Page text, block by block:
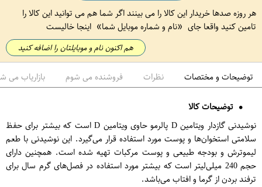
هر روزه صدها خریدار این کالا را می بینند اگر شما هم می توانید این کالا را
تامین کنید واقعا جای
نام و شماره موبایل شما اینجا خالیست
هم اکنون نام و موبایلتان را اضافه کنید
توضیحات و مختصات نظرات فروشنده می شوم بازاریاب می
توضیحات کالا
نوشیدنی گازدار ویتامین D پالرمو حاوی ویتامین D است که بیشتر برای حفظ
سلامتی استخوان‌ها و پوست مورد استفاده قرار می‌گیرد. این نوشیدنی با طعم
لیموترش و بودجه طبیعی و پوست مرکبات تهیه شده است. همچنین دارای
حجم 240 میلی‌لیتر است که بیشتر مورد استفاده در فصل‌های گرم سال برای
ترفند بردن از گرما و افتاب می‌باشد.